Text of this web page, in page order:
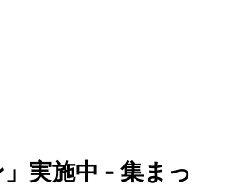
実施中 - 集まっ